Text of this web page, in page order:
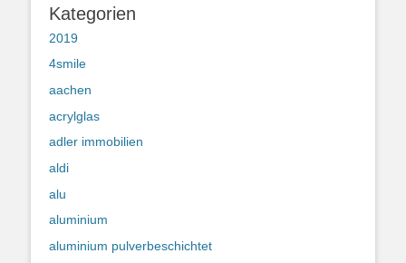
Kategorien
2019
4smile
aachen
acrylglas
adler immobilien
aldi
alu
aluminium
aluminium pulverbeschichtet